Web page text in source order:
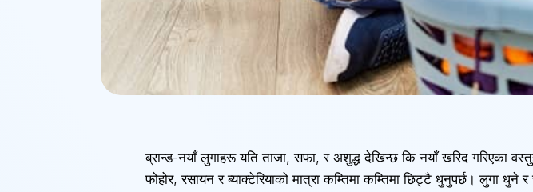
ब्रान्ड-नयाँ लुगाहरू यति ताजा, सफा, र अशुद्ध देखिन्छ कि नयाँ खरिद गरिएका
फोहोर, रसायन र ब्याक्टेरियाको मात्रा कम्तिमा कम्तिमा छिट्टै धुनुपर्छ। लुगा